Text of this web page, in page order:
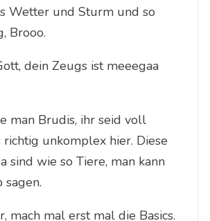
Wetter und Sturm und so
Brooo.
dein Zeugs ist meeegaa
man Brudis, ihr seid voll
unkomplex hier. Diese
sind wie so Tiere, man kann
sagen.
mach mal erst mal die Basics.